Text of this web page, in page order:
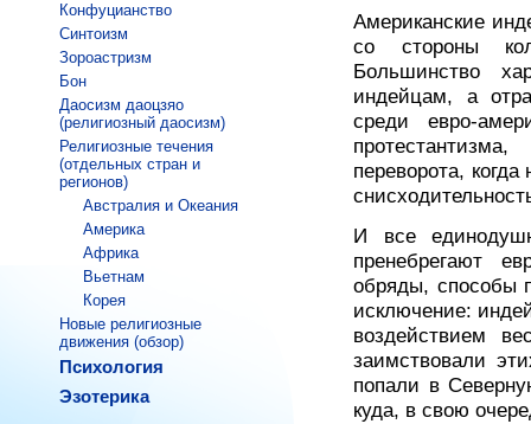
Конфуцианство
Синтоизм
Зороастризм
Бон
Даосизм даоцзяо
(религиозный даосизм)
Религиозные течения
(отдельных стран и
регионов)
Австралия и Океания
Америка
Африка
Вьетнам
Корея
Новые религиозные
движения (обзор)
Психология
Эзотерика
Американские
со стороны
Большинство
индейцам, а
среди евро-
переворота,
И все
пренебрегают
обряды, способы
исключение:
воздействием
заимствовали
попали в
куда, в свою